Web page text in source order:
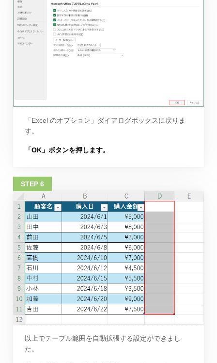
「Excel のオプション」ダイアログボックスに戻りま
す。
「OK」ボタンを押します。
以上でテーブル範囲を自動拡張する設定ができまし
た。